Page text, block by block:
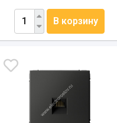
В корзину